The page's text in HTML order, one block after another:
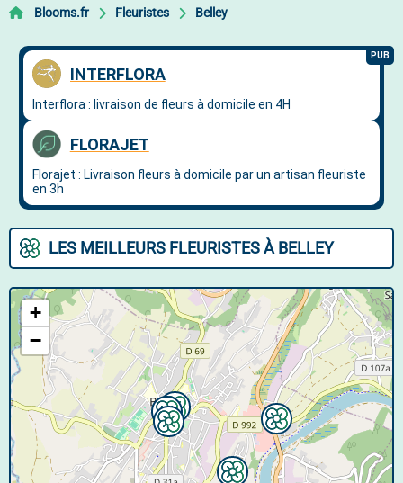
Blooms.fr Fleuristes Belley
LES MEILLEURS FLEURISTES À BELLEY
+
−